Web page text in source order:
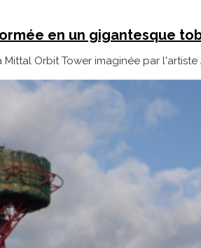
en un gigantesque
Mittal Orbit Tower imaginée par